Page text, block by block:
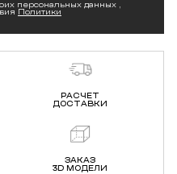
персональных данных ,
Политики
РАСЧЕТ
ДОСТАВКИ
ЗАКАЗ
3D МОДЕЛИ